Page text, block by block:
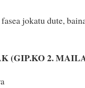
jokatu dute,
(GIP.KO 2.